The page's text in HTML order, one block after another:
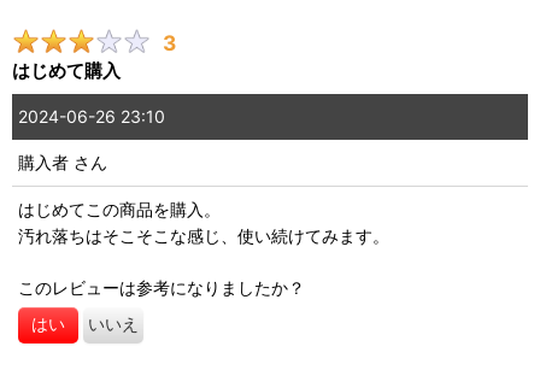
3
はじめて購入
2024-06-26 23:10
購入者 さん
はじめてこの商品を購入。
汚れ落ちはそこそこな感じ、使い続けてみます。
このレビューは参考になりましたか？
はい いいえ